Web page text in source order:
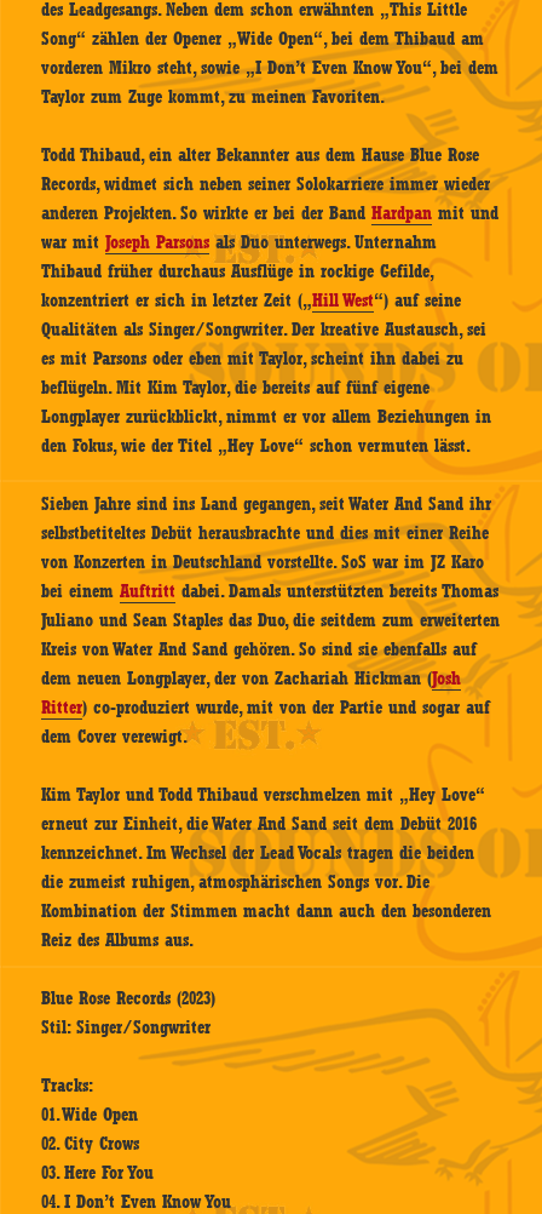
des Leadgesangs. Neben dem schon erwähnten „This Little
Song“ zählen der Opener „Wide Open“, bei dem Thibaud am
vorderen Mikro steht, sowie „I Don’t Even Know You“, bei dem
Taylor zum Zuge kommt, zu meinen Favoriten.
Todd Thibaud, ein alter Bekannter aus dem Hause Blue Rose
Records, widmet sich neben seiner Solokarriere immer wieder
anderen Projekten. So wirkte er bei der BandHardpan mit und
war mitJoseph Parsons als Duo unterwegs. Unternahm
Thibaud früher durchaus Ausflüge in rockige Gefilde,
konzentriert er sich in letzter Zeit („Hill West“) auf seine
Qualitäten als Singer/Songwriter. Der kreative Austausch, sei
es mit Parsons oder eben mit Taylor, scheint ihn dabei zu
beflügeln. Mit Kim Taylor, die bereits auf fünf eigene
Longplayer zurückblickt, nimmt er vor allem Beziehungen in
den Fokus, wie der Titel „Hey Love“ schon vermuten lässt.
Sieben Jahre sind ins Land gegangen, seit Water And Sand ihr
selbstbetiteltes Debüt herausbrachte und dies mit einer Reihe
von Konzerten in Deutschland vorstellte. SoS war im JZ Karo
bei einemAuftritt dabei. Damals unterstützten bereits Thomas
Juliano und Sean Staples das Duo, die seitdem zum erweiterten
Kreis von Water And Sand gehören. So sind sie ebenfalls auf
dem neuen Longplayer, der von Zachariah Hickman (Josh
Ritter) co-produziert wurde, mit von der Partie und sogar auf
dem Cover verewigt.
Kim Taylor und Todd Thibaud verschmelzen mit „Hey Love“
erneut zur Einheit, die Water And Sand seit dem Debüt 2016
kennzeichnet. Im Wechsel der Lead Vocals tragen die beiden
die zumeist ruhigen, atmosphärischen Songs vor. Die
Kombination der Stimmen macht dann auch den besonderen
Reiz des Albums aus.
Blue Rose Records (2023)
Stil: Singer/Songwriter
Tracks:
01. Wide Open
02. City Crows
03. Here For You
04. I Don’t Even Know You